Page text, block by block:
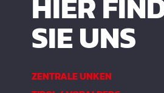
SIE UNS
ZENTRALE UNKEN